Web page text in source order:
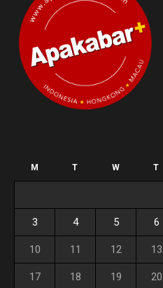
M T W T
3 4 5 6
10 11 12 13
17 18 19 20